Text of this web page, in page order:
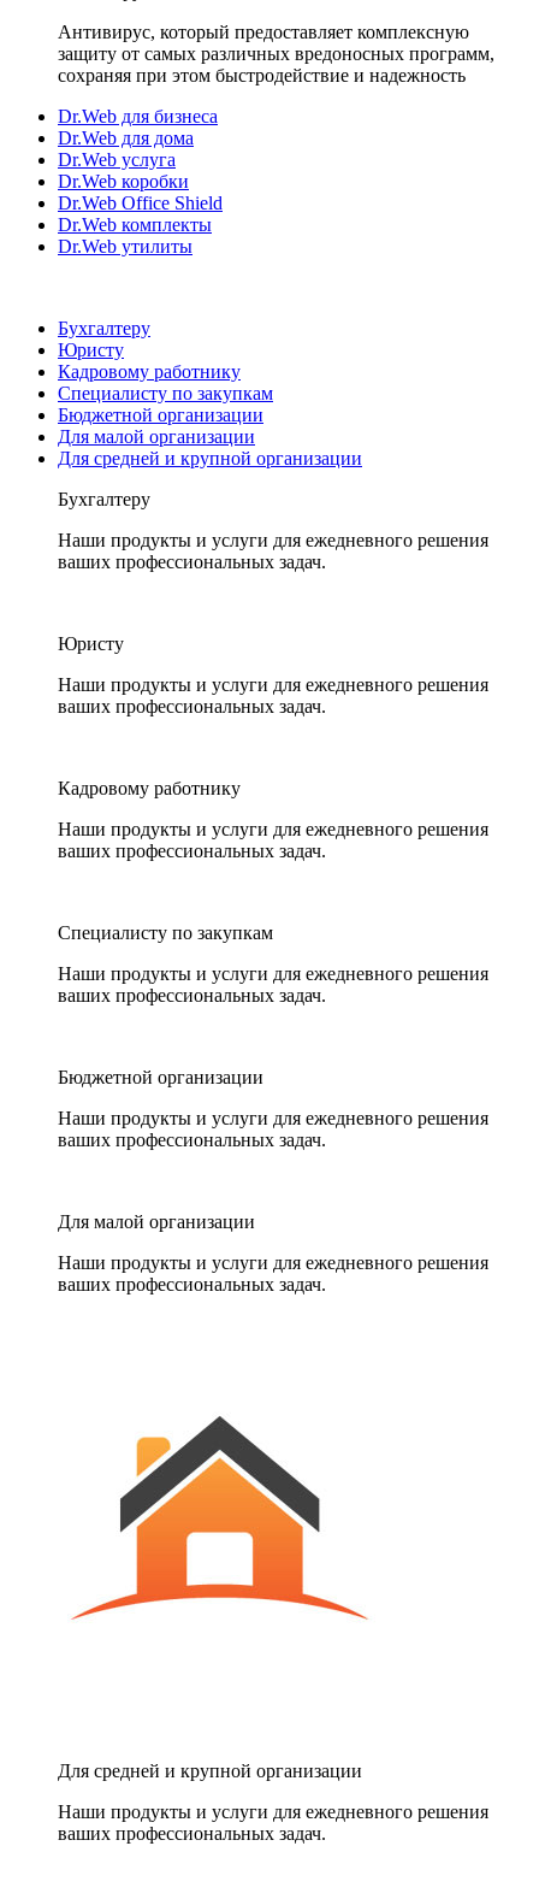
Антивирус, который предоставляет комплексную
защиту от самых различных вредоносных программ,
сохраняя при этом быстродействие и надежность
Dr.Web для бизнеса
Dr.Web для дома
Dr.Web услуга
Dr.Web коробки
Dr.Web Office Shield
Dr.Web комплекты
Dr.Web утилиты
Бухгалтеру
Юристу
Кадровому работнику
Специалисту по закупкам
Бюджетной организации
Для малой организации
Для средней и крупной организации
Бухгалтеру
Наши продукты и услуги для ежедневного решения
ваших профессиональных задач.
Юристу
Наши продукты и услуги для ежедневного решения
ваших профессиональных задач.
Кадровому работнику
Наши продукты и услуги для ежедневного решения
ваших профессиональных задач.
Специалисту по закупкам
Наши продукты и услуги для ежедневного решения
ваших профессиональных задач.
Бюджетной организации
Наши продукты и услуги для ежедневного решения
ваших профессиональных задач.
Для малой организации
Наши продукты и услуги для ежедневного решения
ваших профессиональных задач.
Для средней и крупной организации
Наши продукты и услуги для ежедневного решения
ваших профессиональных задач.